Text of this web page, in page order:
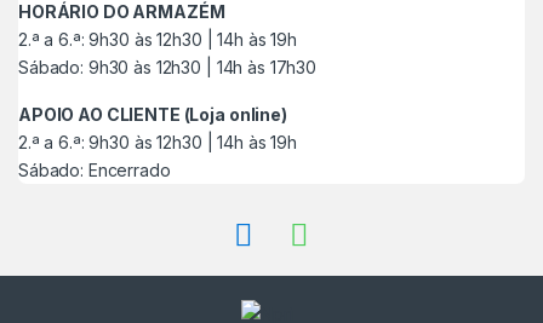
r
HORÁRIO DO ARMAZÉM
2.ª a 6.ª: 9h30 às 12h30 | 14h às 19h
Sábado: 9h30 às 12h30 | 14h às 17h30
APOIO AO CLIENTE (Loja online)
2.ª a 6.ª: 9h30 às 12h30 | 14h às 19h
Sábado: Encerrado